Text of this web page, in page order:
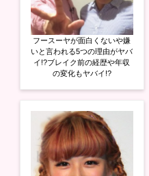
フースーヤが面白くないや嫌
いと言われる5つの理由がヤバ
イ!?ブレイク前の経歴や年収
の変化もヤバイ!?